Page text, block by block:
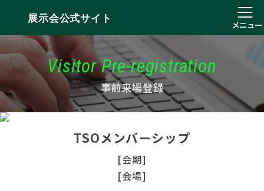
展示会公式サイト
メニュー
Visitor Pre-registration
事前来場登録
TSOメンバーシップ
[会期]
[会場]